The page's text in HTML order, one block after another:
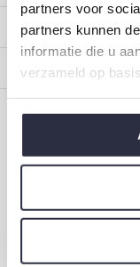
partners voor
partners kunnen
informatie die u
verzameld op
Kategorien
Impressum